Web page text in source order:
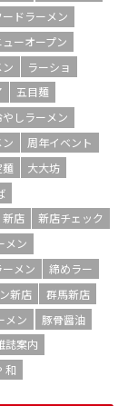
ードラーメン
ューオープン
ラーショ
五目麺
やしラーメン
周年イベント
大大坊
新店
新店チェック
メン
メン
締めラー
新店
群馬新店
メン
豚骨醤油
誌案内
和